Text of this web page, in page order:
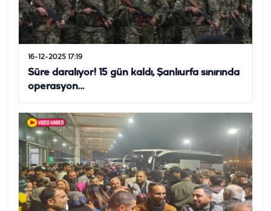
16-12-2025 17:19
Süre daralıyor! 15 gün kaldı, Şanlıurfa sınırında
operasyon…